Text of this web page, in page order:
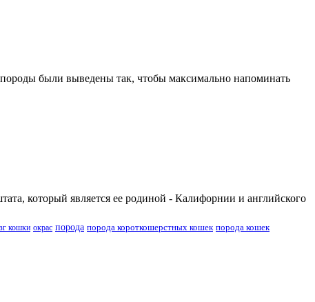
были выведены так, чтобы максимально напоминать
который является ее родиной - Калифорнии и английского
кошки окрас порода порода короткошерстных кошек порода кошек